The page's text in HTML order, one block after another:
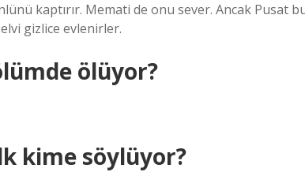
kaptırır. Memati de onu sever. Ancak Pusat
gizlice evlenirler.
ölüyor?
kime söylüyor?